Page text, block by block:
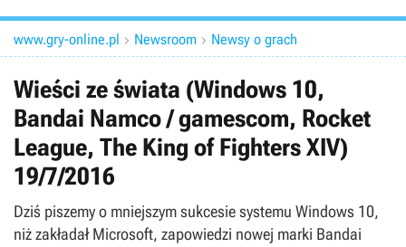
www.gry-online.pl  Newsroom  Newsy o grach
Wieści ze świata (Windows 10,
Bandai Namco / gamescom, Rocket
League, The King of Fighters XIV)
19/7/2016
Dziś piszemy o mniejszym sukcesie systemu Windows 10,
niż zakładał Microsoft, zapowiedzi nowej marki Bandai